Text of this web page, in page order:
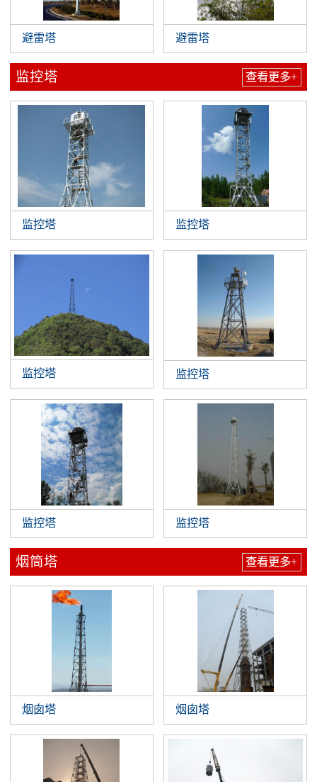
避雷塔 避雷塔
监控塔 查看更多+
监控塔 监控塔
监控塔 监控塔
监控塔 监控塔
烟筒塔 查看更多+
烟囱塔 烟囱塔